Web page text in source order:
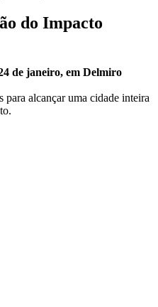
do Impacto
de janeiro, em Delmiro
para alcançar uma cidade inteira